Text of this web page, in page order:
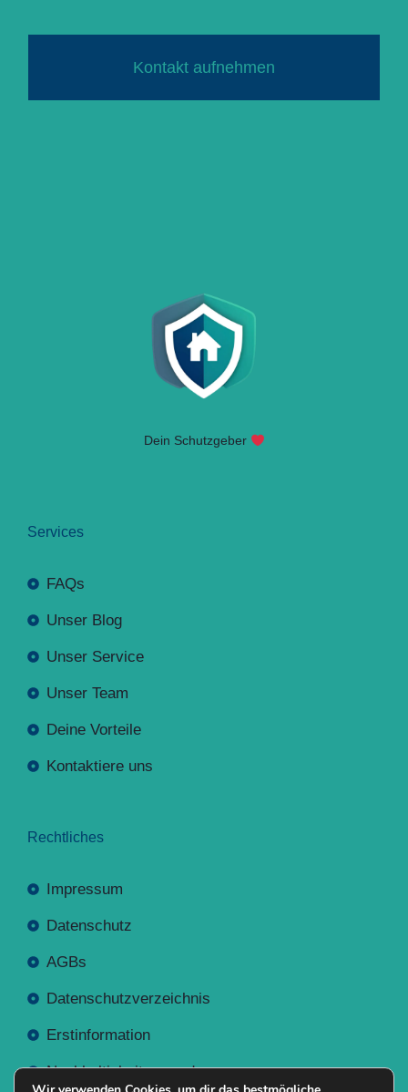
Kontakt aufnehmen
Dein Schutzgeber
Services
FAQs
Unser Blog
Unser Service
Unser Team
Deine Vorteile
Kontaktiere uns
Rechtliches
Impressum
Datenschutz
AGBs
Datenschutzverzeichnis
Erstinformation
Nachhaltigkeitsverordnung